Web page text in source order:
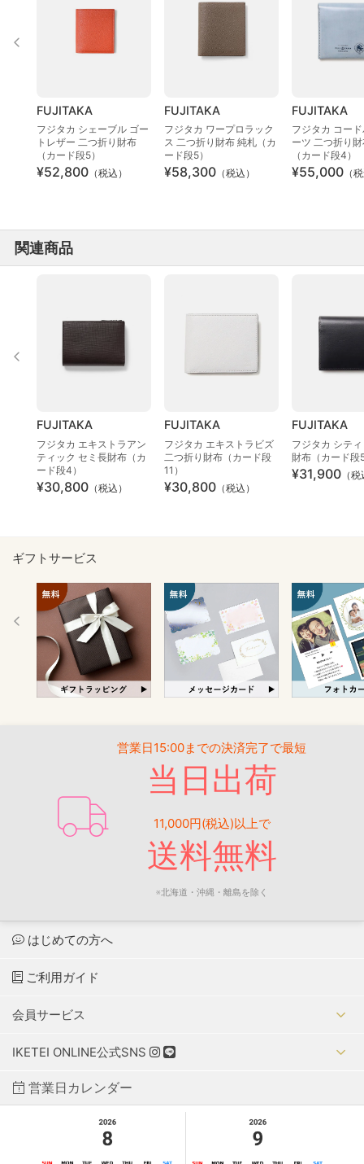
FUJITAKA
フジタカ シェーブル ゴー
トレザー 二つ折り財布
（カード段5）
¥52,800 （税込）
FUJITAKA
フジタカ ワープロラック
ス 二つ折り財布 純札（カ
ード段5）
¥58,300 （税込）
FUJITAKA
フジタカ コー
ーツ 二つ折り
（カード段4）
¥55,000 （
関連商品
FUJITAKA
フジタカ エキストラアン
ティック セミ長財布（カ
ード段4）
¥30,800 （税込）
FUJITAKA
フジタカ エキストラビズ
二つ折り財布（カード段
11）
¥30,800 （税込）
FUJITAKA
フジタカ シテ
財布（カード段
¥31,900 （
ギフトサービス
営業日15:00までの決済完了で最短
当日出荷
11,000円(税込)以上で
送料無料
※北海道・沖縄・離島を除く
はじめての方へ
ご利用ガイド
会員サービス
IKETEI ONLINE公式SNS
営業日カレンダー